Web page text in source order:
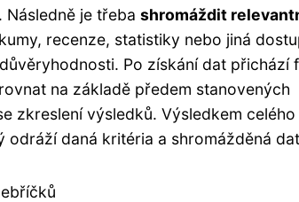
je třeba shromáždit
recenze, statistiky nebo jiná
Po získání dat přichází
na základě předem stanovených
zkreslení výsledků. Výsledkem celého
daná kritéria a shromážděná